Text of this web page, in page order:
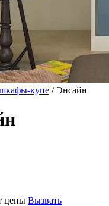
купе / Энсайн
цены Вызвать